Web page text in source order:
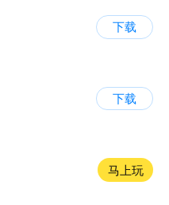
下载
下载
马上玩